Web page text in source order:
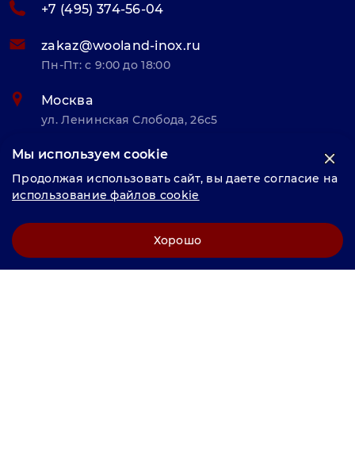
+7 (495) 374-56-04
zakaz@wooland-inox.ru
Пн-Пт: с 9:00 до 18:00
Москва
ул. Ленинская Слобода, 26с5
© «Велунд нержавейка» 2025, Разработка и комплексное
продвижение " LCAgency"
Мы используем cookie
Продолжая использовать сайт, вы даете согласие на
использование файлов cookie
Хорошо